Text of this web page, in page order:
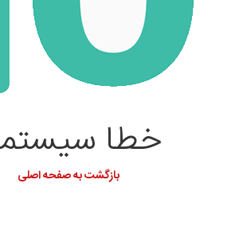
خطا
بازگشت به صفحه اصلی